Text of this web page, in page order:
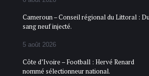
Cameroun – Conseil régional du Littoral :
sang neuf injecté.
5 août 2026
Côte d’Ivoire – Football : Hervé Renard
nommé sélectionneur national.